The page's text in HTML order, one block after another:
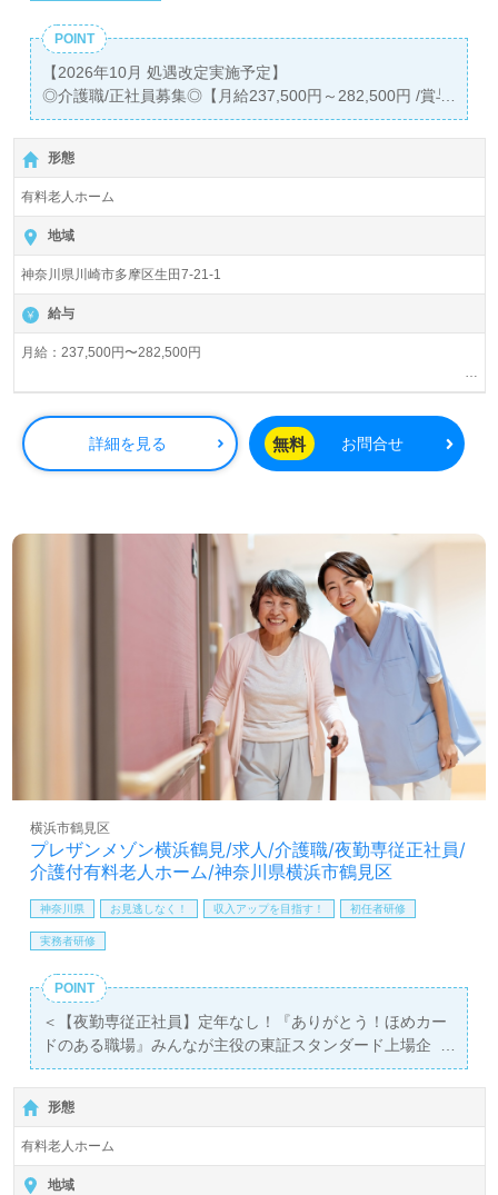
POINT
【2026年10月 処遇改定実施予定】
◎介護職/正社員募集◎【月給237,500円～282,500円 /賞与
2回】『生田駅』徒歩6分。
入居定員68名（全室個室）『メディカルホームグランダ生
田』株式会社ベネッセスタイルケア様の運営です。従業員
18,200人以上、26年の実績、全国に350拠点以上の有料老
人ホーム、児童/学童領域で事業展開されています。業界ト
ップクラスの施設数を誇り、ワンランク上の介護サービス
をご提供。資格支援制度や教育研修プログラムも充実。
『入社してよかった！』のお声も届く企業様です。
◎24時間看護職員様在籍のメディカルホーム！うれしい各
所様！◎
看護助手や介護職経験のある方はもちろん、これから介護
職を目指される方も幅広く募集します。充実のOJT/それぞ
れの成長に合わせた教育研修プログラム、自分の気持ちが
を高めたい』『転職でキャリアチェンジ/キャリアアップを
実現したい、施設形態や環境を変えて働きたい』等の方も
大歓迎です！募集詳細等、担当コンサルタントよりご案内
します。お問い合わせも遠慮なくお願いします。
医療/福祉業界の正社員/パート求人探しは【ウィルオブ介
護】＊求人情報収集、将来的に検討の方も遠慮なく＊
LINE、メール、お電話などご希望に応じてお問い合わせ/ご
相談可能です。転職相談、求人紹介、年収交渉など完全無
料サービスをご利用いただけます。＜非公開求人も取扱い
あり！＞"転職支援"のプロと一緒に転職活動！お問い合わ
せお待ちしております。
形態
有料老人ホーム
地域
神奈川県川崎市多摩区生田7-21-1
給与
月給：237,500円〜282,500円
夜勤手当：5,000円/回（夜勤回数月5回程度）
交通費規定内支給
残業手当
資格手当：初任者研修6,000円/月、介護福祉士21,500円/月、ケアマネ5,000
円/月
社内専門資格手当
保育手当：10,000円（規定あり）
昇給（年1回、定期昇給、昇格による基本給アップあり）
詳細を見る 無料 お問合せ
プレザンメゾン横浜鶴見/求人/介護職/夜勤専従正社員/
介護付有料老人ホーム/神奈川県横浜市鶴見区
横浜市鶴見区
神奈川県 お見逃しなく！ 収入アップを目指す！ 初任者研修
実務者研修
POINT
＜【夜勤専従正社員】定年なし！『ありがとう！ほめカー
ドのある職場』みんなが主役の東証スタンダード上場企
業！＞
◎介護職/正社員募集◎
【月給303,000円～318,000円/賞与あり（人事考課/業績に
より）】
＊初任者研修以上有資格者向け求人＊『鶴見駅』より路線
バスが便利です。
形態
有料老人ホーム
地域